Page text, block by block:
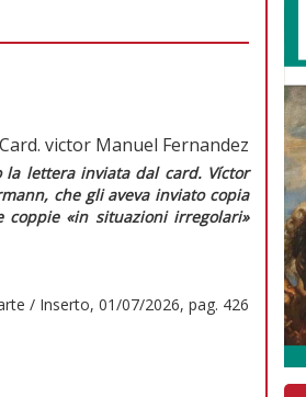
Card. victor Manuel Fernandez
lettera inviata dal card. Víctor
che gli aveva inviato copia
coppie «in situazioni irregolari»
/ Inserto, 01/07/2026, pag. 426